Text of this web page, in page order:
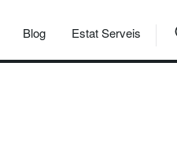
Blog Estat Serveis